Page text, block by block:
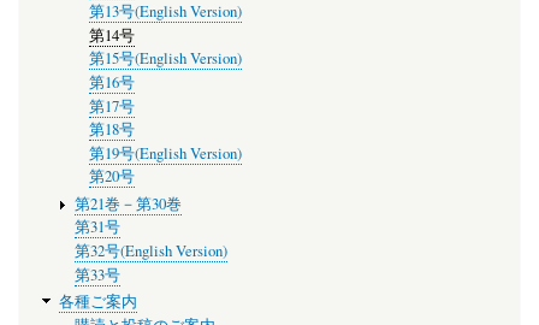
第13号(English Version)
第14号
第15号(English Version)
第16号
第17号
第18号
第19号(English Version)
第20号
第21巻－第30巻
第31号
第32号(English Version)
第33号
各種ご案内